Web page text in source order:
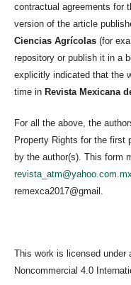
contractual agreements for
version of the article
Ciencias Agrícolas (for
repository or publish it in a
explicitly indicated that the
time in Revista Mexicana
For all the above, the
Property Rights for the first
by the author(s). This form
revista_atm@yahoo.com.mx
remexca2017@gmail.
This work is licensed under
Noncommercial 4.0